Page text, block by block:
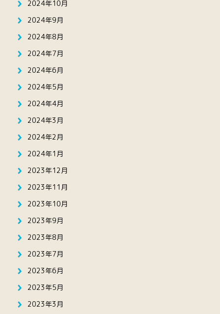
2024年10月
2024年9月
2024年8月
2024年7月
2024年6月
2024年5月
2024年4月
2024年3月
2024年2月
2024年1月
2023年12月
2023年11月
2023年10月
2023年9月
2023年8月
2023年7月
2023年6月
2023年5月
2023年3月